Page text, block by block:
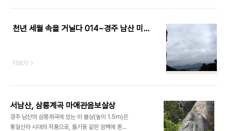
천년 세월 속을 거닐다 014~경주 남산 미륵곡 석조여래좌상
더보기
서남산, 삼릉계곡 마애관음보살상
경주 남산의 삼릉계곡에 있는 이 불상(높이 1.5m)은
통일신라 시대의 작품으로, 돌기둥 같은 암벽에 돋을